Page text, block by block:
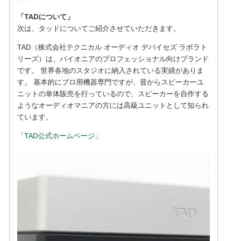
「TADについて」
次は、タッドについてご紹介させていただきます。
TAD（株式会社テクニカル オーディオ デバイセズ ラボラト
リーズ）は、パイオニアのプロフェッショナル向けブランド
です。 世界各地のスタジオに納入されている実績がありま
す。 基本的にプロ用機器専門ですが、昔からスピーカーユ
ニットの単体販売を行っているので、スピーカーを自作する
ようなオーディオマニアの方には高級ユニットとして知られ
ています。
「TAD公式ホームページ」